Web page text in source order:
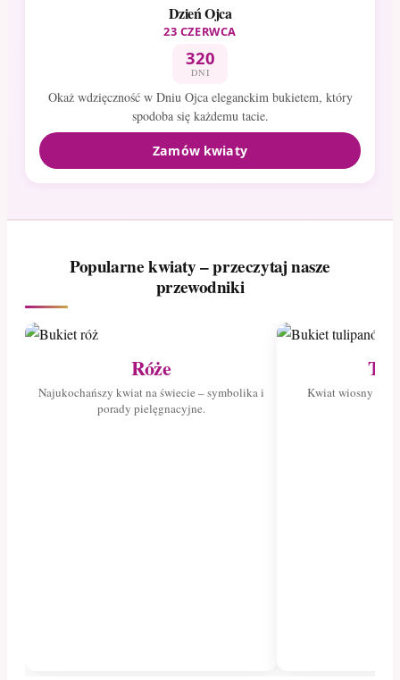
Dzień Ojca
23 CZERWCA
320
DNI
Okaż wdzięczność w Dniu Ojca eleganckim bukietem, który
spodoba się każdemu tacie.
Zamów kwiaty
Popularne kwiaty – przeczytaj nasze
przewodniki
Róże
Najukochańszy kwiat na świecie – symbolika i
porady pielęgnacyjne.
Kwiat wiosny –